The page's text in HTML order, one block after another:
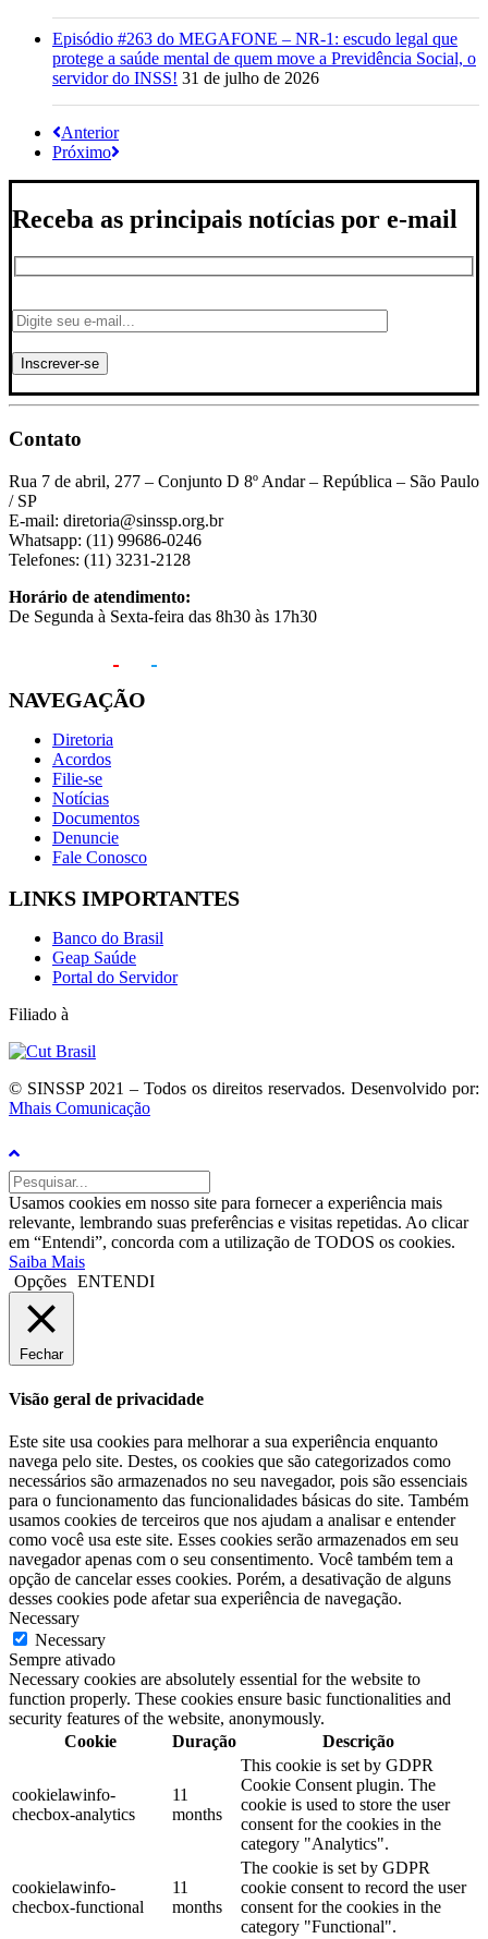
Episódio #263 do MEGAFONE – NR-1: escudo legal que
protege a saúde mental de quem move a Previdência Social, o
servidor do INSS! 31 de julho de 2026
Anterior
Próximo
Receba as principais notícias por e-mail
Contato
Rua 7 de abril, 277 – Conjunto D 8º Andar – República – São Paulo
/ SP
E-mail: diretoria@sinssp.org.br
Whatsapp: (11) 99686-0246
Telefones: (11) 3231-2128
Horário de atendimento:
De Segunda à Sexta-feira das 8h30 às 17h30
NAVEGAÇÃO
Diretoria
Acordos
Filie-se
Notícias
Documentos
Denuncie
Fale Conosco
LINKS IMPORTANTES
Banco do Brasil
Geap Saúde
Portal do Servidor
Filiado à
© SINSSP 2021 – Todos os direitos reservados. Desenvolvido por:
Mhais Comunicação
Usamos cookies em nosso site para fornecer a experiência mais
relevante, lembrando suas preferências e visitas repetidas. Ao clicar
em “Entendi”, concorda com a utilização de TODOS os cookies.
Saiba Mais
Opções ENTENDI
Fechar
Visão geral de privacidade
Este site usa cookies para melhorar a sua experiência enquanto
navega pelo site. Destes, os cookies que são categorizados como
necessários são armazenados no seu navegador, pois são essenciais
para o funcionamento das funcionalidades básicas do site. Também
usamos cookies de terceiros que nos ajudam a analisar e entender
como você usa este site. Esses cookies serão armazenados em seu
navegador apenas com o seu consentimento. Você também tem a
opção de cancelar esses cookies. Porém, a desativação de alguns
desses cookies pode afetar sua experiência de navegação.
Necessary
Necessary
Sempre ativado
Necessary cookies are absolutely essential for the website to
function properly. These cookies ensure basic functionalities and
security features of the website, anonymously.
Cookie
Duração Descrição
cookielawinfo-
checbox-analytics
11
months
This cookie is set by GDPR
Cookie Consent plugin. The
cookie is used to store the user
consent for the cookies in the
category "Analytics".
cookielawinfo-
checbox-functional
11
months
The cookie is set by GDPR
cookie consent to record the user
consent for the cookies in the
category "Functional".